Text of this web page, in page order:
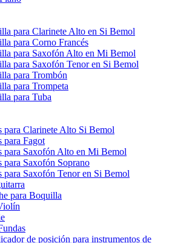
para Clarinete Alto en Si Bemol
para Corno Francés
para Saxofón Alto en Mi Bemol
para Saxofón Tenor en Si Bemol
para Trombón
para Trompeta
para Tuba
para Clarinete Alto Si Bemol
para Fagot
para Saxofón Alto en Mi Bemol
para Saxofón Soprano
para Saxofón Tenor en Si Bemol
para Boquilla
de posición para instrumentos de